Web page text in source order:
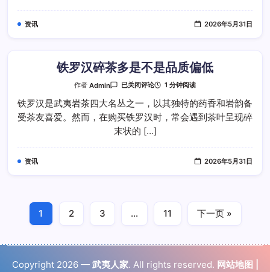
资讯 2026年5月31日
铁罗汉碎茶多是不是品质偏低
作者Admin
铁
汉
碎
茶
多
是
已关闭评论 1 分钟阅读
铁罗汉是武夷岩茶四大名丛之一，以其独特的药香和岩韵备
受茶友喜爱。然而，在购买铁罗汉时，常会遇到茶叶呈现碎
末状的 […]
资讯 2026年5月31日
1 2 3 … 11 下一页 »
Copyright 2026 — 武夷人家. All rights reserved. 网站地图